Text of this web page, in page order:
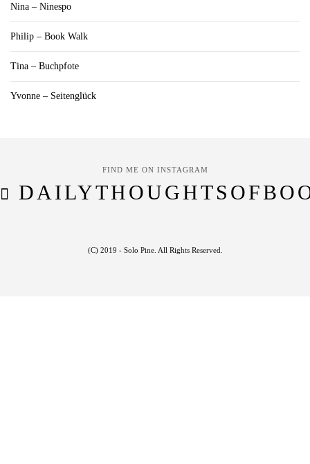
Nina – Ninespo
Philip – Book Walk
Tina – Buchpfote
Yvonne – Seitenglück
FIND ME ON INSTAGRAM
(C) 2019 - Solo Pine. All Rights Reserved.